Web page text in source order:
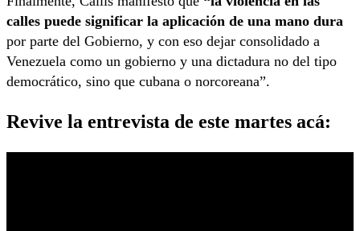
calles puede significar la aplicación de una mano dura
por parte del Gobierno, y con eso dejar consolidado a
Venezuela como un gobierno y una dictadura no del tipo
democrático, sino que cubana o norcoreana”.
Revive la entrevista de este martes acá: